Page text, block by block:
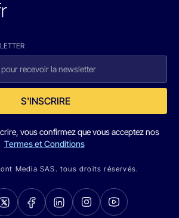
S'INSCRIRE
vous confirmez que vous acceptez nos
Termes et Conditions
Media SAS. tous droits réservés.